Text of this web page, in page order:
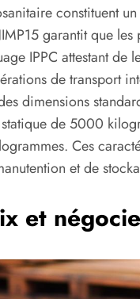
constituent
garantit que
IPPC attestant
de transport
dimensions
de 5000
Ces
et de
et